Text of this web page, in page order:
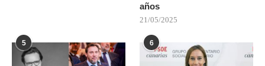
años
21/05/2025
5 6